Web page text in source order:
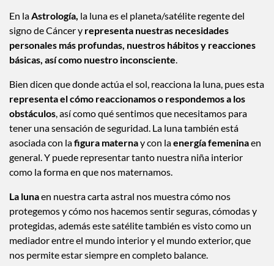
En laAstrología, la luna es el planeta/satélite regente del
signo de Cáncer y representa nuestras necesidades
personales más profundas, nuestros hábitos y reacciones
básicas, así como nuestro inconsciente.
Bien dicen que donde actúa el sol, reacciona la luna, pues esta
representa el cómo reaccionamos o respondemos a los
obstáculos, así como qué sentimos que necesitamos para
tener una sensación de seguridad. La luna también está
asociada con lafigura maternay con laenergía femeninaen
general. Y puede representar tanto nuestra niña interior
como la forma en que nos maternamos.
La lunaen nuestra carta astral nos muestra cómo nos
protegemos y cómo nos hacemos sentir seguras, cómodas y
protegidas, además este satélite también es visto como un
mediador entre el mundo interior y el mundo exterior, que
nos permite estar siempre en completo balance.